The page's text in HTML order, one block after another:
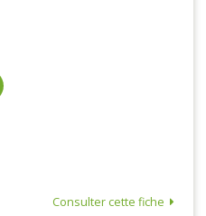
Consulter cette fiche